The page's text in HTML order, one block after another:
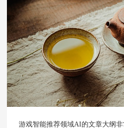
游戏智能推荐领域AI的文章大纲